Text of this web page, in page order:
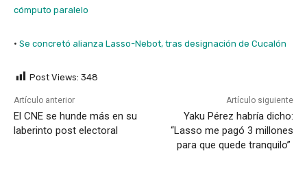
cómputo paralelo
· Se concretó alianza Lasso-Nebot, tras designación de Cucalón
Post Views: 348
Artículo anterior
El CNE se hunde más en su
laberinto post electoral
Artículo siguiente
Yaku Pérez habría dicho:
“Lasso me pagó 3 millones
para que quede tranquilo”